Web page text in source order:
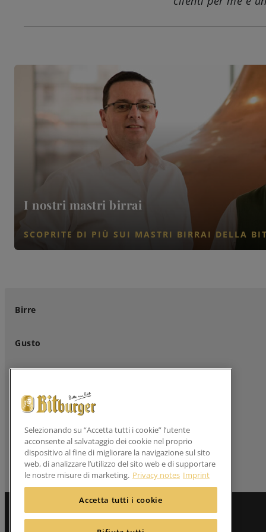
I nostri mastri birrai
SCOPRITE DI PIÙ SUI MASTRI BIRRAI DELLA
Birre
Gusto
Clienti professionali
Seguici su
Selezionando su “Accetta tutti i cookie” l’utente
acconsente al salvataggio dei cookie nel proprio
dispositivo al fine di migliorare la navigazione sul sito
web, di analizzare l’utilizzo del sito web e di supportare
le nostre misure di marketing. Privacy notes Imprint
Accetta tutti i cookie